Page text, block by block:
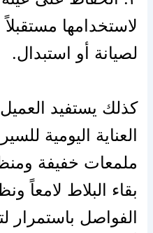
لاستخدامها مستقبلاً
لصيانة أو استبدال.
كذلك يستفيد
العناية اليومية
ملمعات خفيفة
بقاء البلاط لامعاً
الفواصل باستمرار